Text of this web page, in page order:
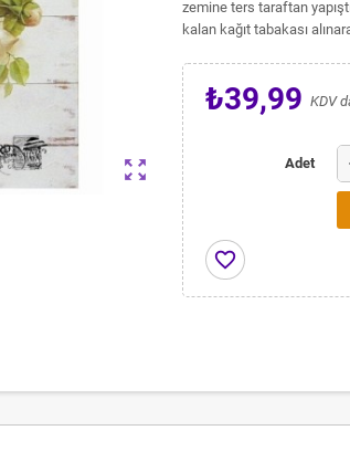
zoom_out_map
zemine ters taraftan
kalan kağıt tabakası
₺39,99 KDV
Adet
favorite_border